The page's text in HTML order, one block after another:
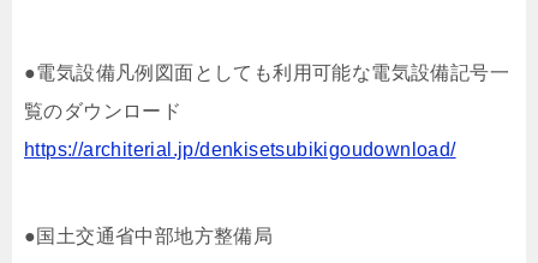
●電気設備凡例図面としても利用可能な電気設備記号一
覧のダウンロード
https://architerial.jp/denkisetsubikigoudownload/
●国土交通省中部地方整備局